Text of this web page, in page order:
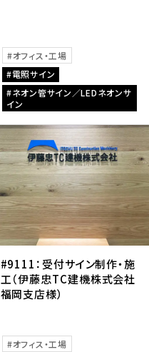
オフィス・工場
電照サイン
ネオン管サイン／LEDネオンサ
イン
#9111：受付サイン制作・施
工（伊藤忠TC建機株式会社
福岡支店様）
オフィス・工場